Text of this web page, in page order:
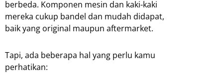
berbeda. Komponen mesin dan kaki-kaki
mereka cukup bandel dan mudah didapat,
baik yang original maupun aftermarket.
Tapi, ada beberapa hal yang perlu kamu
perhatikan: